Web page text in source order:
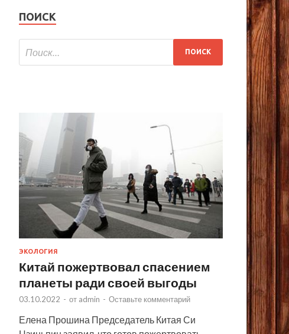
ПОИСК
ЭКОЛОГИЯ
Китай пожертвовал спасением
планеты ради своей выгоды
03.10.2022 - от admin - Оставьте комментарий
Елена Прошина Председатель Китая Си